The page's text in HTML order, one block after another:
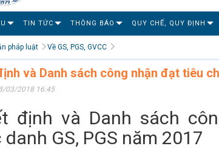
TIN TỨC THÔNG BÁO QUY CHẾ, QUY ĐỊNH
pháp luật Về GS, PGS, GVCC
và Danh sách công nhận đạt tiêu
03/2018 16:45
định và Danh sách
GS, PGS năm 2017